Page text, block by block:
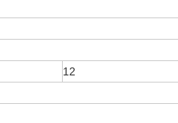
12